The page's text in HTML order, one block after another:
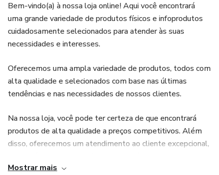
4. Fácil de seguir: As dicas e estratégias apresentadas no
ebook são simples e fáceis de seguir. Não há necessidade
de contar calorias complicadas ou se envolver em
exercícios intensos. O ebook oferece orientações práticas
5. Alternativa inteligente: Se você já tentou outras dietas
e exercícios sem sucesso, o ebook "Como perder a barriga
em 7 dias" pode ser uma alternativa inteligente e eficaz.
Ele oferece uma abordagem diferente e pode fornecer
resultados onde outras estratégias falharam.
Bem-vindo(a) à nossa loja online! Aqui você encontrará
uma grande variedade de produtos físicos e infoprodutos
cuidadosamente selecionados para atender às suas
necessidades e interesses.
Oferecemos uma ampla variedade de produtos, todos com
alta qualidade e selecionados com base nas últimas
tendências e nas necessidades de nossos clientes.
Na nossa loja, você pode ter certeza de que encontrará
produtos de alta qualidade a preços competitivos. Além
disso, oferecemos um atendimento ao cliente excepcional,
dúvida ou problema.
Mostrar mais